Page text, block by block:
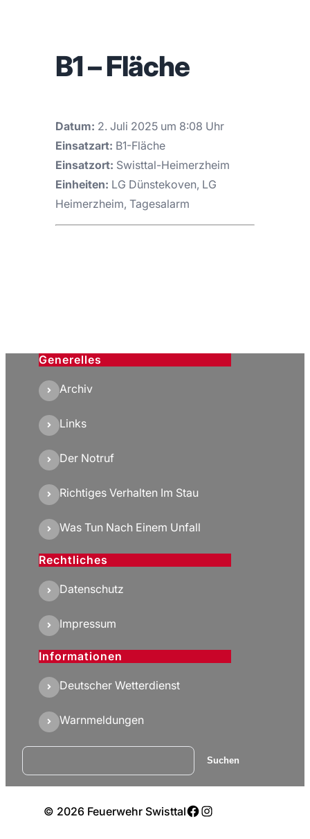
B1 – Fläche
Datum: 2. Juli 2025 um 8:08 Uhr
Einsatzart: B1-Fläche
Einsatzort: Swisttal-Heimerzheim
Einheiten: LG Dünstekoven, LG
Heimerzheim, Tagesalarm
Generelles
Archiv
Links
Der Notruf
Richtiges Verhalten Im Stau
Was Tun Nach Einem Unfall
Rechtliches
Datenschutz
Impressum
Informationen
Deutscher Wetterdienst
Warnmeldungen
Suchen Suchen
© 2026 Feuerwehr SwisttalFacebook
Instagram